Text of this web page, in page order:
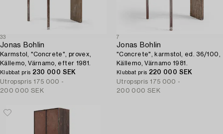
33
Jonas Bohlin
Karmstol, "Concrete", provex,
Källemo, Värnamo, efter 1981.
Klubbat pris 230 000 SEK
Utropspris 175 000 -
200 000 SEK
7
Jonas Bohlin
"Concrete", karmstol, ed. 36/100,
Källemo, Värnamo 1981.
Klubbat pris 220 000 SEK
Utropspris 175 000 -
200 000 SEK